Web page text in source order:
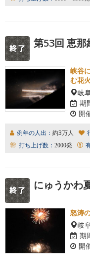
第53回 恵
峡谷
む花
岐
期
開
例年の人出： 約3万人
打ち上げ数： 2000発
にゅうかわ
怒涛
岐
期
開